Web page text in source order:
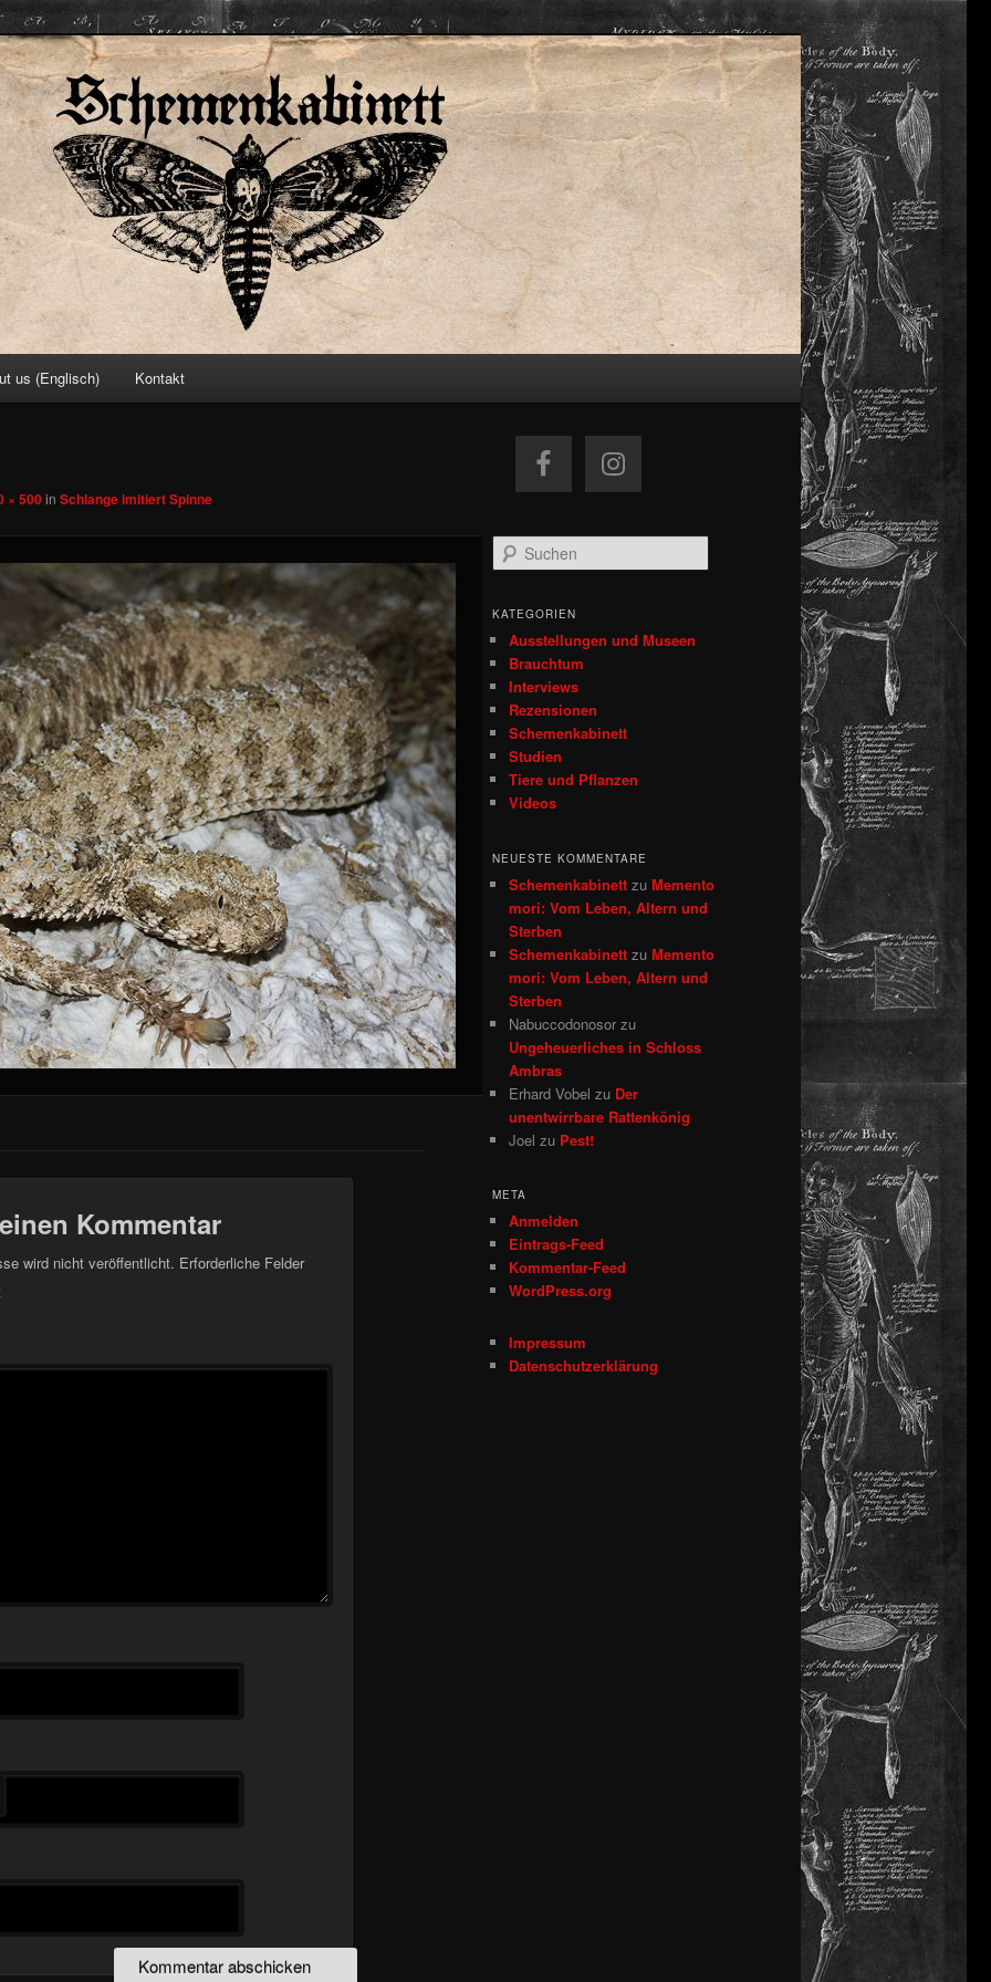
us (Englisch) Kontakt
× 500in Schlange imitiert Spinne
Kommentar
wird nicht veröffentlicht. Erforderliche Felder
u
h
KATEGORIEN
Ausstellungen und Museen
Brauchtum
Interviews
Rezensionen
Schemenkabinett
Studien
Tiere und Pflanzen
Videos
NEUESTE KOMMENTARE
Schemenkabinett zu Memento
mori: Vom Leben, Altern und
Sterben
Schemenkabinett zu Memento
mori: Vom Leben, Altern und
Sterben
Nabuccodonosor zu
Ungeheuerliches in Schloss
Ambras
Erhard Vobel zu Der
unentwirrbare Rattenkönig
Joel zu Pest!
META
Anmelden
Eintrags-Feed
Kommentar-Feed
WordPress.org
Impressum
Datenschutzerklärung